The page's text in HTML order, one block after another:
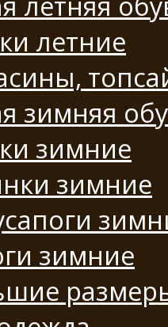
летние
зимняя
зимние
зимние
зимние